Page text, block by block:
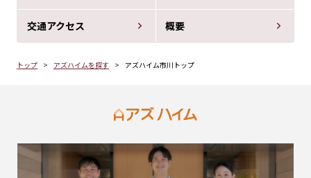
交通アクセス 概要
トップ アズハイムを探す アズハイム市川トップ